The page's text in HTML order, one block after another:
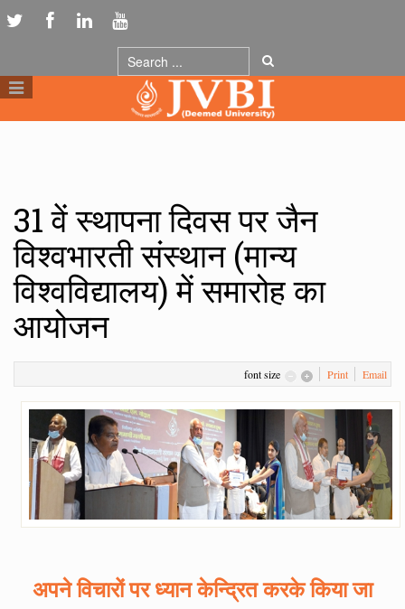
31 वें स्थापना दिवस पर जैन
विश्वभारती संस्थान (मान्य
विश्वविद्यालय) में समारोह का
आयोजन
font size Print Email
अपने विचारों पर ध्यान केन्द्रित करके किया जा